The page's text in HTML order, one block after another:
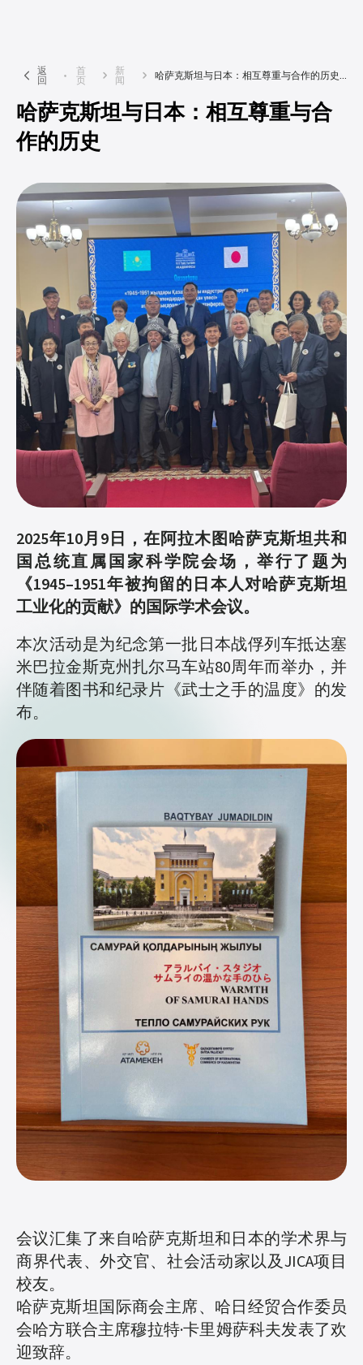
返
回
首
页
新
闻
哈萨克斯坦与日本：相互尊重与合作的历史...
哈萨克斯坦与日本：相互尊重与合
作的历史
2025年10月9日，在阿拉木图哈萨克斯坦共和
国总统直属国家科学院会场，举行了题为
《1945–1951年被拘留的日本人对哈萨克斯坦
工业化的贡献》的国际学术会议。
本次活动是为纪念第一批日本战俘列车抵达塞
米巴拉金斯克州扎尔马车站80周年而举办，并
伴随着图书和纪录片《武士之手的温度》的发
布。
会议汇集了来自哈萨克斯坦和日本的学术界与
商界代表、外交官、社会活动家以及JICA项目
校友。
哈萨克斯坦国际商会主席、哈日经贸合作委员
会哈方联合主席穆拉特·卡里姆萨科夫发表了欢
迎致辞。